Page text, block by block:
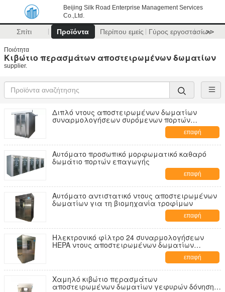
Beijing Silk Road Enterprise Management Services
Co.,Ltd.
Σπίτι Προϊόντα Περίπου εμείς Γύρος εργοστασίων
>>
Ποιότητα
Κιβώτιο περασμάτων αποστειρωμένων δωματίων
supplier.
Διπλό ντους αποστειρωμένων δωματίων
συναρμολογήσεων συρόμενων πορτών
επαφή
Αυτόματο προσωπικό μορφωματικό καθαρό
δωμάτιο πορτών επαγωγής
επαφή
Αυτόματο αντιστατικό ντους αποστειρωμένων
δωματίων για τη βιομηχανία τροφίμων
επαφή
Ηλεκτρονικό φίλτρο 24 συναρμολογήσεων
HEPA ντους αποστειρωμένων δωματίων
επαφή
Χαμηλό κιβώτιο περασμάτων
αποστειρωμένων δωματίων γεφυρών δόνησης